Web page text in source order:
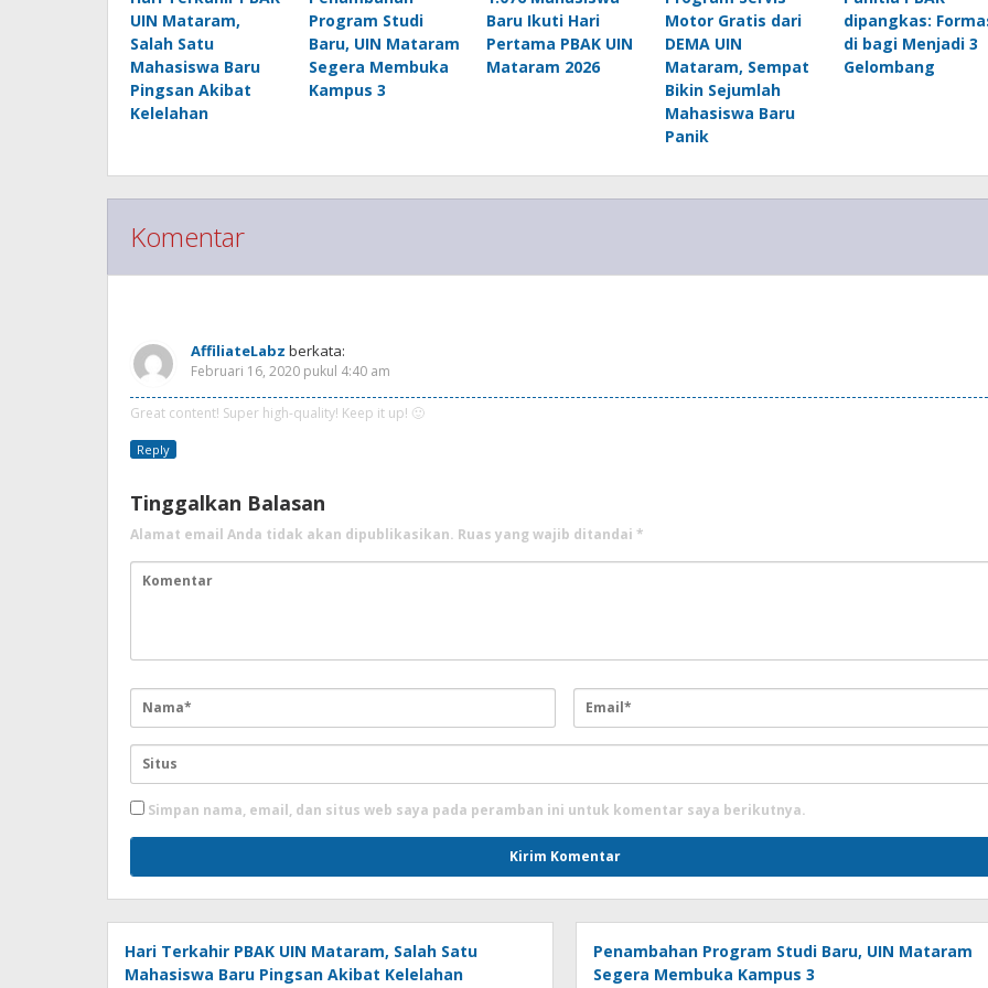
UIN Mataram,
Salah Satu
Mahasiswa Baru
Pingsan Akibat
Kelelahan
Program Studi
Baru, UIN Mataram
Segera Membuka
Kampus 3
Baru Ikuti Hari
Pertama PBAK UIN
Mataram 2026
Motor Gratis dari
DEMA UIN
Mataram, Sempat
Bikin Sejumlah
Mahasiswa Baru
Panik
dipangkas:
di bagi Menjadi 3
Gelombang
Komentar
AffiliateLabz berkata:
Februari 16, 2020 pukul 4:40 am
Great content! Super high-quality! Keep it up! 🙂
Reply
Tinggalkan Balasan
Alamat email Anda tidak akan dipublikasikan. Ruas yang wajib ditandai *
Simpan nama, email, dan situs web saya pada peramban ini untuk komentar saya berikutnya.
Hari Terkahir PBAK UIN Mataram, Salah Satu
Mahasiswa Baru Pingsan Akibat Kelelahan
Penambahan Program Studi Baru, UIN Mataram
Segera Membuka Kampus 3